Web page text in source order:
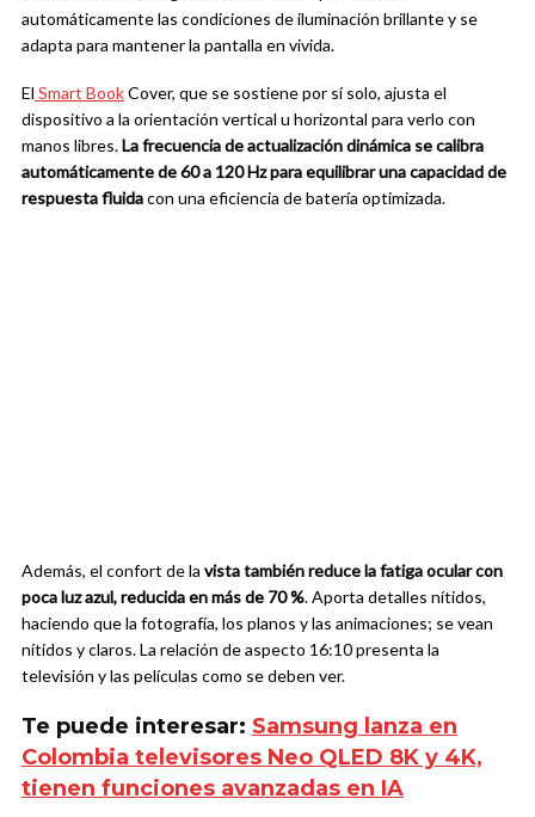
automáticamente las condiciones de iluminación brillante y se
adapta para mantener la pantalla en vivida.
El Smart BookCover, que se sostiene por sí solo, ajusta el
dispositivo a la orientación vertical u horizontal para verlo con
manos libres.La frecuencia de actualización dinámica se calibra
automáticamente de 60 a 120 Hz para equilibrar una capacidad de
respuesta fluidacon una eficiencia de batería optimizada.
Además, el confort de la vista también reduce la fatiga ocular con
poca luz azul, reducida en más de 70 %. Aporta detalles nítidos,
haciendo que la fotografía, los planos y las animaciones; se vean
nítidos y claros. La relación de aspecto 16:10 presenta la
televisión y las películas como se deben ver.
Te puede interesar: Samsung lanza en
Colombia televisores Neo QLED 8K y 4K,
tienen funciones avanzadas en IA